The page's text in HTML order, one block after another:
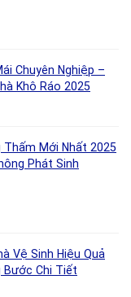
Chuyên Nghiệp –
Khô Ráo 2025
Thấm Mới Nhất 2025
Phát Sinh
Vệ Sinh Hiệu Quả
Bước Chi Tiết